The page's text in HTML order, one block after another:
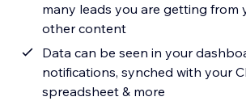
many leads you are getting from
other content
Data can be seen in your
notifications, synched with your
spreadsheet & more